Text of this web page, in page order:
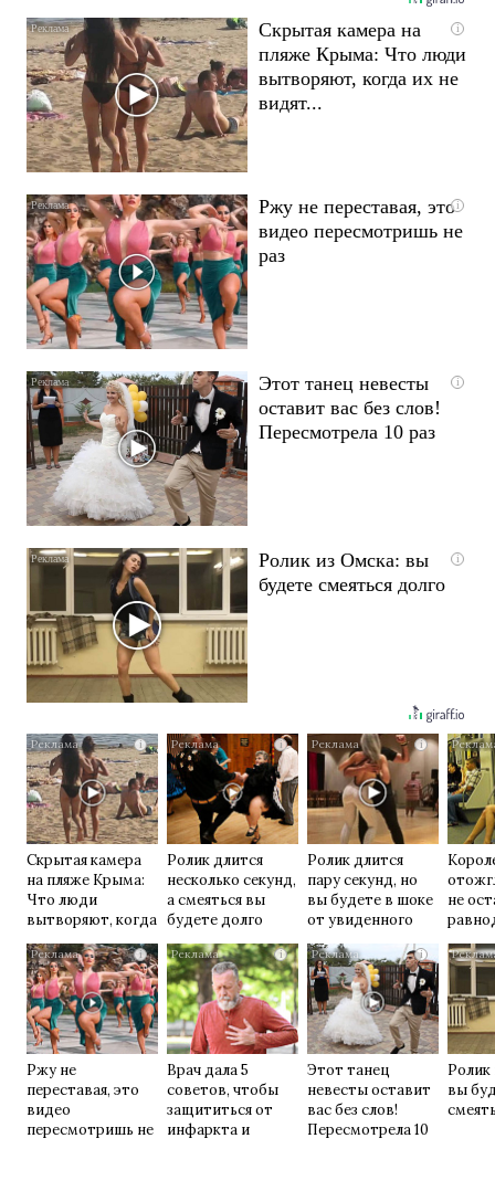
i
Скрытая камера на
пляже Крыма: Что люди
вытворяют, когда их не
видят...
i
Ржу не переставая, это
видео пересмотришь не
раз
i
Этот танец невесты
оставит вас без слов!
Пересмотрела 10 раз
i
Ролик из Омска: вы
будете смеяться долго
i
Скрытая камера
на пляже Крыма:
Что люди
вытворяют, когда
их не видят...
i
Ролик длится
несколько секунд,
а смеяться вы
будете долго
i
Ролик длится
пару секунд, но
вы будете в шоке
от увиденного
не
i
Ржу не
переставая, это
видео
пересмотришь не
i
Врач дала 5
советов, чтобы
защититься от
инфаркта и
i
Этот танец
невесты оставит
вас без слов!
Пересмотрела 10
Ролик
вы